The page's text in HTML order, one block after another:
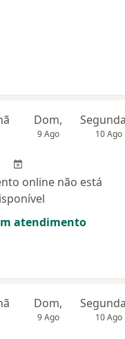
Dom,
9 Ago 10 Ago
online não está
atendimento
Dom,
9 Ago 10 Ago